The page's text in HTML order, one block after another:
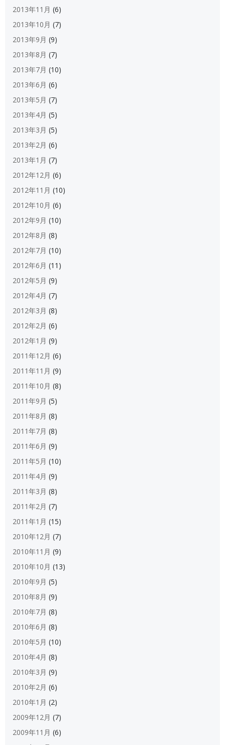
2013年11月 (6)
2013年10月 (7)
2013年9月 (9)
2013年8月 (7)
2013年7月 (10)
2013年6月 (6)
2013年5月 (7)
2013年4月 (5)
2013年3月 (5)
2013年2月 (6)
2013年1月 (7)
2012年12月 (6)
2012年11月 (10)
2012年10月 (6)
2012年9月 (10)
2012年8月 (8)
2012年7月 (10)
2012年6月 (11)
2012年5月 (9)
2012年4月 (7)
2012年3月 (8)
2012年2月 (6)
2012年1月 (9)
2011年12月 (6)
2011年11月 (9)
2011年10月 (8)
2011年9月 (5)
2011年8月 (8)
2011年7月 (8)
2011年6月 (9)
2011年5月 (10)
2011年4月 (9)
2011年3月 (8)
2011年2月 (7)
2011年1月 (15)
2010年12月 (7)
2010年11月 (9)
2010年10月 (13)
2010年9月 (5)
2010年8月 (9)
2010年7月 (8)
2010年6月 (8)
2010年5月 (10)
2010年4月 (8)
2010年3月 (9)
2010年2月 (6)
2010年1月 (2)
2009年12月 (7)
2009年11月 (6)